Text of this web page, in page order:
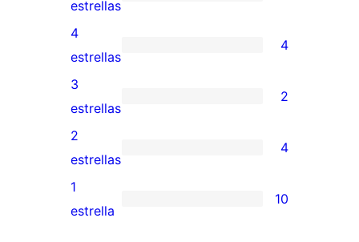
29
valoraciones
de
5
estrellas
estrellas
4
valoraciones
de
4
estrellas
4
estrellas
4
2
valoraciones
de
3
estrellas
3
estrellas
2
4
valoraciones
de
2
estrellas
4
10
1
estrella
10